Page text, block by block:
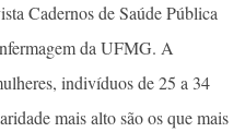
Cadernos de Saúde Pública
da UFMG. A
indivíduos de 25 a 34
mais alto são os que mais